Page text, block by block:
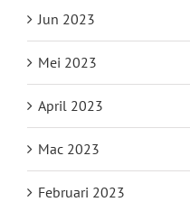
Jun 2023
Mei 2023
April 2023
Mac 2023
Februari 2023